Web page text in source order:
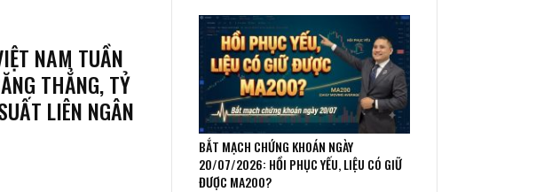
NAM TUẦN
THẲNG, TỶ
LIÊN NGÂN
BẮT MẠCH CHỨNG KHOÁN NGÀY
20/07/2026: HỒI PHỤC YẾU, LIỆU CÓ GIỮ
ĐƯỢC MA200?